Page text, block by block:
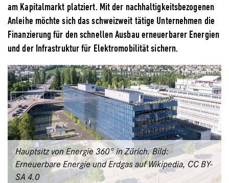
am Kapitalmarkt platziert. Mit der nachhaltigkeitsbezogenen
Anleihe möchte sich das schweizweit tätige Unternehmen die
Finanzierung für den schnellen Ausbau erneuerbarer Energien
und der Infrastruktur für Elektromobilität sichern.
Hauptsitz von Energie 360° in Zürich. Bild:
Erneuerbare Energie und Erdgas auf Wikipedia, CC BY-
SA 4.0